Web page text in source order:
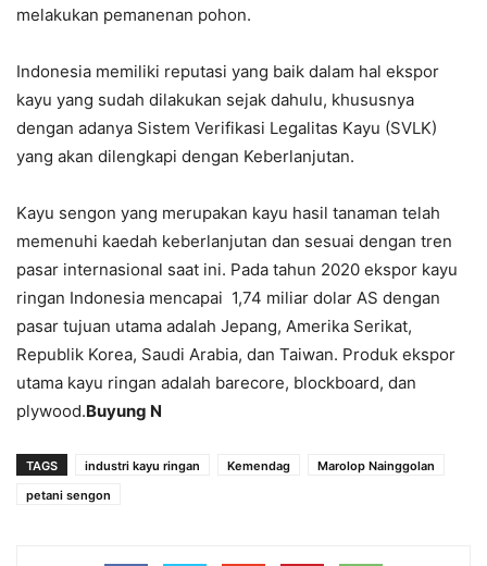
melakukan pemanenan pohon.
Indonesia memiliki reputasi yang baik dalam hal ekspor
kayu yang sudah dilakukan sejak dahulu, khususnya
dengan adanya Sistem Verifikasi Legalitas Kayu (SVLK)
yang akan dilengkapi dengan Keberlanjutan.
Kayu sengon yang merupakan kayu hasil tanaman telah
memenuhi kaedah keberlanjutan dan sesuai dengan tren
pasar internasional saat ini. Pada tahun 2020 ekspor kayu
ringan Indonesia mencapai 1,74 miliar dolar AS dengan
pasar tujuan utama adalah Jepang, Amerika Serikat,
Republik Korea, Saudi Arabia, dan Taiwan. Produk ekspor
utama kayu ringan adalah barecore, blockboard, dan
plywood.Buyung N
TAGS industri kayu ringan Kemendag
Marolop Nainggolan
petani sengon